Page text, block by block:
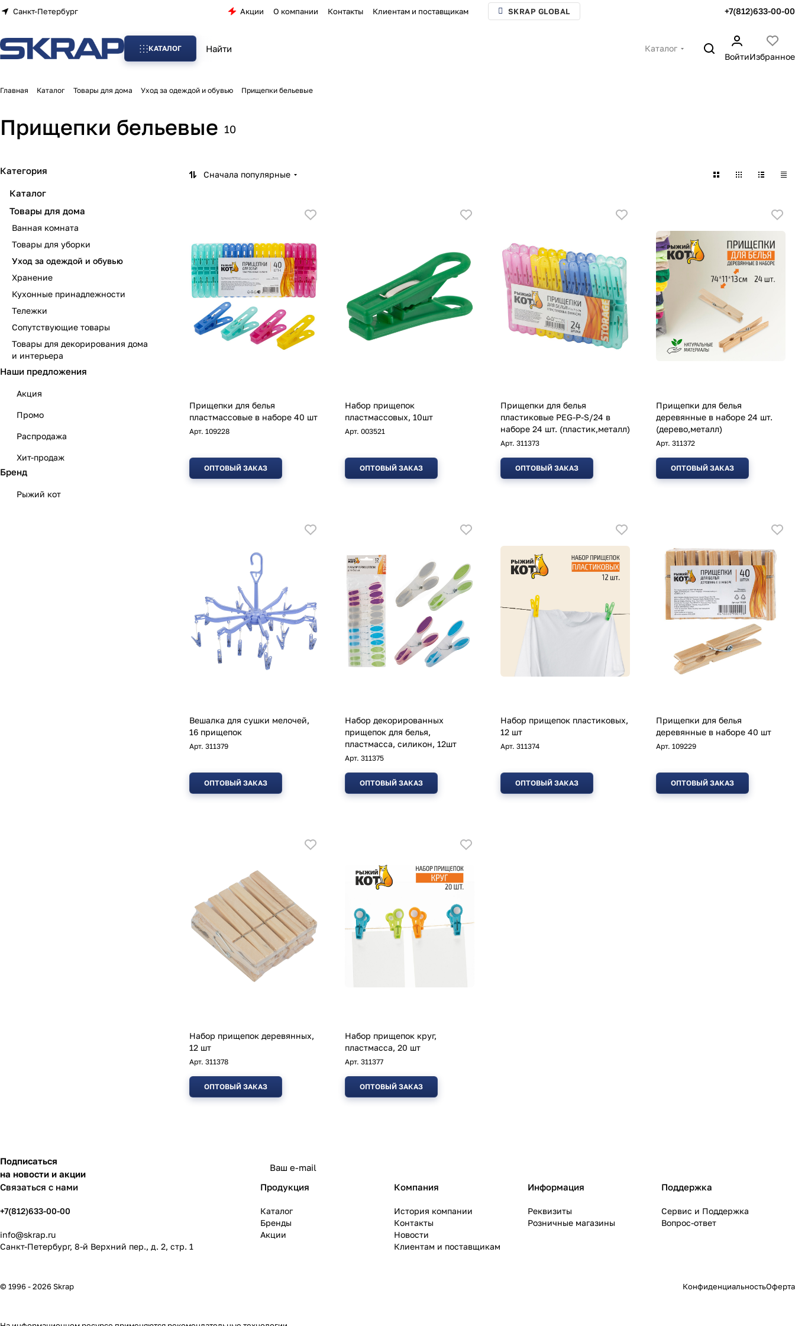
Санкт-Петербург Акции О компании Контакты Клиентам и поставщикам SKRAP GLOBAL +7(812)633-00-00
КАТАЛОГ
Каталог
ВойтиИзбранное
Главная Каталог Товары для дома Уход за одеждой и обувью Прищепки бельевые
Прищепки бельевые 10
Сначала популярные
Прищепки для белья
пластмассовые в наборе 40 шт
Арт. 109228
ОПТОВЫЙ ЗАКАЗ
Набор прищепок
пластмассовых, 10шт
Арт. 003521
ОПТОВЫЙ ЗАКАЗ
Прищепки для белья
пластиковые PEG-P-S/24 в
наборе 24 шт. (пластик,металл)
Арт. 311373
ОПТОВЫЙ ЗАКАЗ
Прищепки для белья
деревянные в наборе 24 шт.
(дерево,металл)
Арт. 311372
ОПТОВЫЙ ЗАКАЗ
Вешалка для сушки мелочей,
16 прищепок
Арт. 311379
ОПТОВЫЙ ЗАКАЗ
Набор декорированных
прищепок для белья,
пластмасса, силикон, 12шт
Арт. 311375
ОПТОВЫЙ ЗАКАЗ
Набор прищепок пластиковых,
12 шт
Арт. 311374
ОПТОВЫЙ ЗАКАЗ
Прищепки для белья
деревянные в наборе 40 шт
Арт. 109229
ОПТОВЫЙ ЗАКАЗ
Набор прищепок деревянных,
12 шт
Арт. 311378
ОПТОВЫЙ ЗАКАЗ
Набор прищепок круг,
пластмасса, 20 шт
Арт. 311377
ОПТОВЫЙ ЗАКАЗ
Категория
Каталог
Товары для дома
Ванная комната
Товары для уборки
Уход за одеждой и обувью
Хранение
Кухонные принадлежности
Тележки
Сопутствующие товары
Товары для декорирования дома
и интерьера
Наши предложения
Акция
Промо
Распродажа
Хит-продаж
Бренд
Рыжий кот
Подписаться
на новости и акции
Связаться с нами
+7(812)633-00-00
info@skrap.ru
Санкт-Петербург, 8-й Верхний пер., д. 2, стр. 1
Продукция
Каталог
Бренды
Акции
Компания
История компании
Контакты
Новости
Клиентам и поставщикам
Информация
Реквизиты
Розничные магазины
Поддержка
Сервис и Поддержка
Вопрос-ответ
© 1996 - 2026 Skrap КонфиденциальностьОферта